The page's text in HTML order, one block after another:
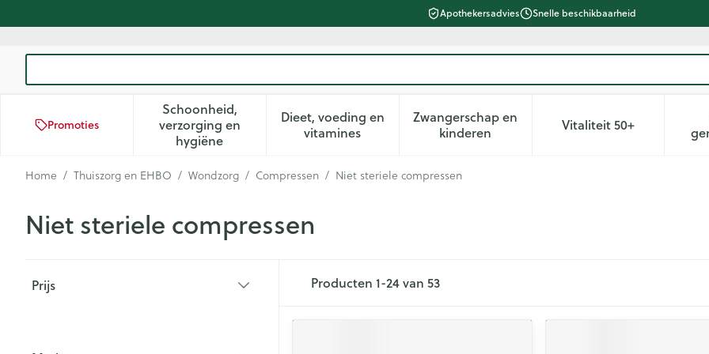
Apothekersadvies Snelle beschikbaarheid
Promoties
Schoonheid,
verzorging en
hygiëneToon submenu voor Schoonheid, verzorging en hygiëne categorie
Dieet, voeding en
vitaminesToon submenu voor Dieet, voeding en vitamines categorie
Zwangerschap en
kinderenToon submenu voor Zwangerschap en
Vitaliteit 50+Toon submenu
Home / Thuiszorg en EHBO / Wondzorg / Compressen / Niet steriele compressen
Niet steriele compressen
Prijs
Producten 1-24van 53